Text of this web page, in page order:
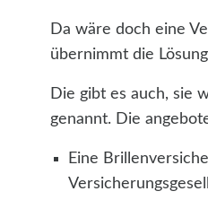
Da wäre doch eine
übernimmt die
Die gibt es auch, sie
genannt. Die
Eine